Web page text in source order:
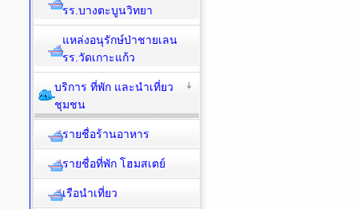
รร.บางตะบูนวิทยา
แหล่งอนุรักษ์ป่าชายเลน
รร.วัดเกาะแก้ว
บริการ ที่พัก และนำเที่ยว
ชุมชน
รายชื่อร้านอาหาร
รายชื่อที่พัก โฮมสเตย์
เรือนำเที่ยว